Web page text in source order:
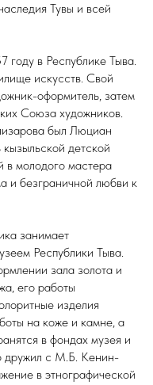
Тувы и всей
году в Республике Тыва.
искусств. Свой
оформитель, затем
Союза художников.
был Люциан
детской
в молодого мастера
и безграничной любви к
занимает
Республики Тыва.
зала золота и
его работы
изделия
на коже и камне, а
в фондах музея и
дружил с М.Б. Кенин-
в этнографической